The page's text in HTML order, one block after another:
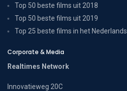
Top 50 beste films uit 2018
Top 50 beste films uit 2019
Top 25 beste films in het Nederlands
Corporate & Media
Realtimes Network
Innovatieweg 20C